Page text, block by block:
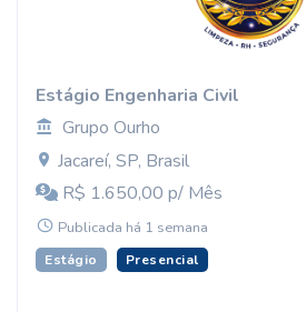
Estágio Engenharia Civil
Grupo Ourho
Jacareí, SP, Brasil
R$ 1.650,00 p/ Mês
Publicada há 1 semana
Estágio Presencial